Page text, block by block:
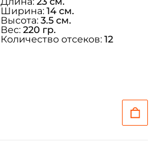
Ширина: 14 см.
Высота: 3.5 см.
Вес: 220 гр.
Количество отсеков: 12